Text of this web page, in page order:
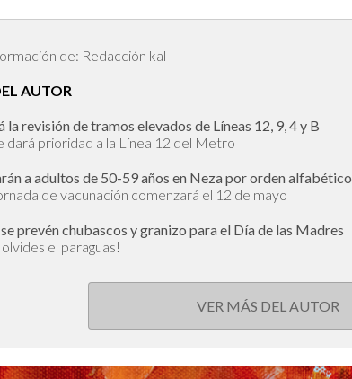
de: Redacción kal
AUTOR
la revisión de tramos elevados de Líneas 12, 9, 4 y B
dará prioridad a la Línea 12 del Metro
a adultos de 50-59 años en Neza por orden alfabético
de vacunación comenzará el 12 de mayo
prevén chubascos y granizo para el Día de las Madres
el paraguas!
VER MÁS DEL AUTOR